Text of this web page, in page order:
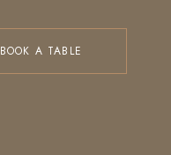
BOOK A TABLE